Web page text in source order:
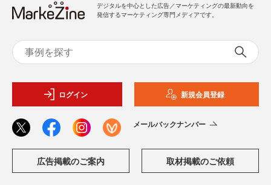
デジタルを中心とした広告／マーケティングの最新動向を
発信するマーケティング専門メディアです。
ログイン 新規会員登録
メールバックナンバー
広告掲載のご案内 取材掲載のご依頼